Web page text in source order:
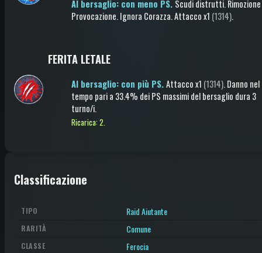
Al bersaglio: con meno PS. Scudi distrutti.Rimozione
Provocazione.Ignora Corazza.Attaccox1 (1314).
FERITA LETALE
Al bersaglio: con più PS.Attaccox1 (1314).Danno nel
tempo pari a 33.4% dei PS massimi del bersaglio dura 3
turno/i.
Ricarica: 2.
Classificazione
TIPO Raid Aiutante
RARITÀ Comune
CLASSE Ferocia